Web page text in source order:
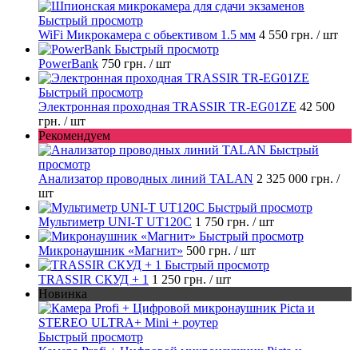
Быстрый просмотр
WiFi Микрокамера с обьективом 1.5 мм 4 550 грн. / шт
Быстрый просмотр
PowerBank 750 грн. / шт
Быстрый просмотр
Электронная проходная TRASSIR TR-EG01ZE 42 500
грн. / шт
Рекомендуем
Быстрый
просмотр
Анализатор проводных линий TALAN 2 325 000 грн. /
шт
Быстрый просмотр
Мультиметр UNI-T UT120C 1 750 грн. / шт
Быстрый просмотр
Микронаушник «Магнит» 500 грн. / шт
Быстрый просмотр
TRASSIR СКУД + 1 1 250 грн. / шт
Новинка
Быстрый просмотр